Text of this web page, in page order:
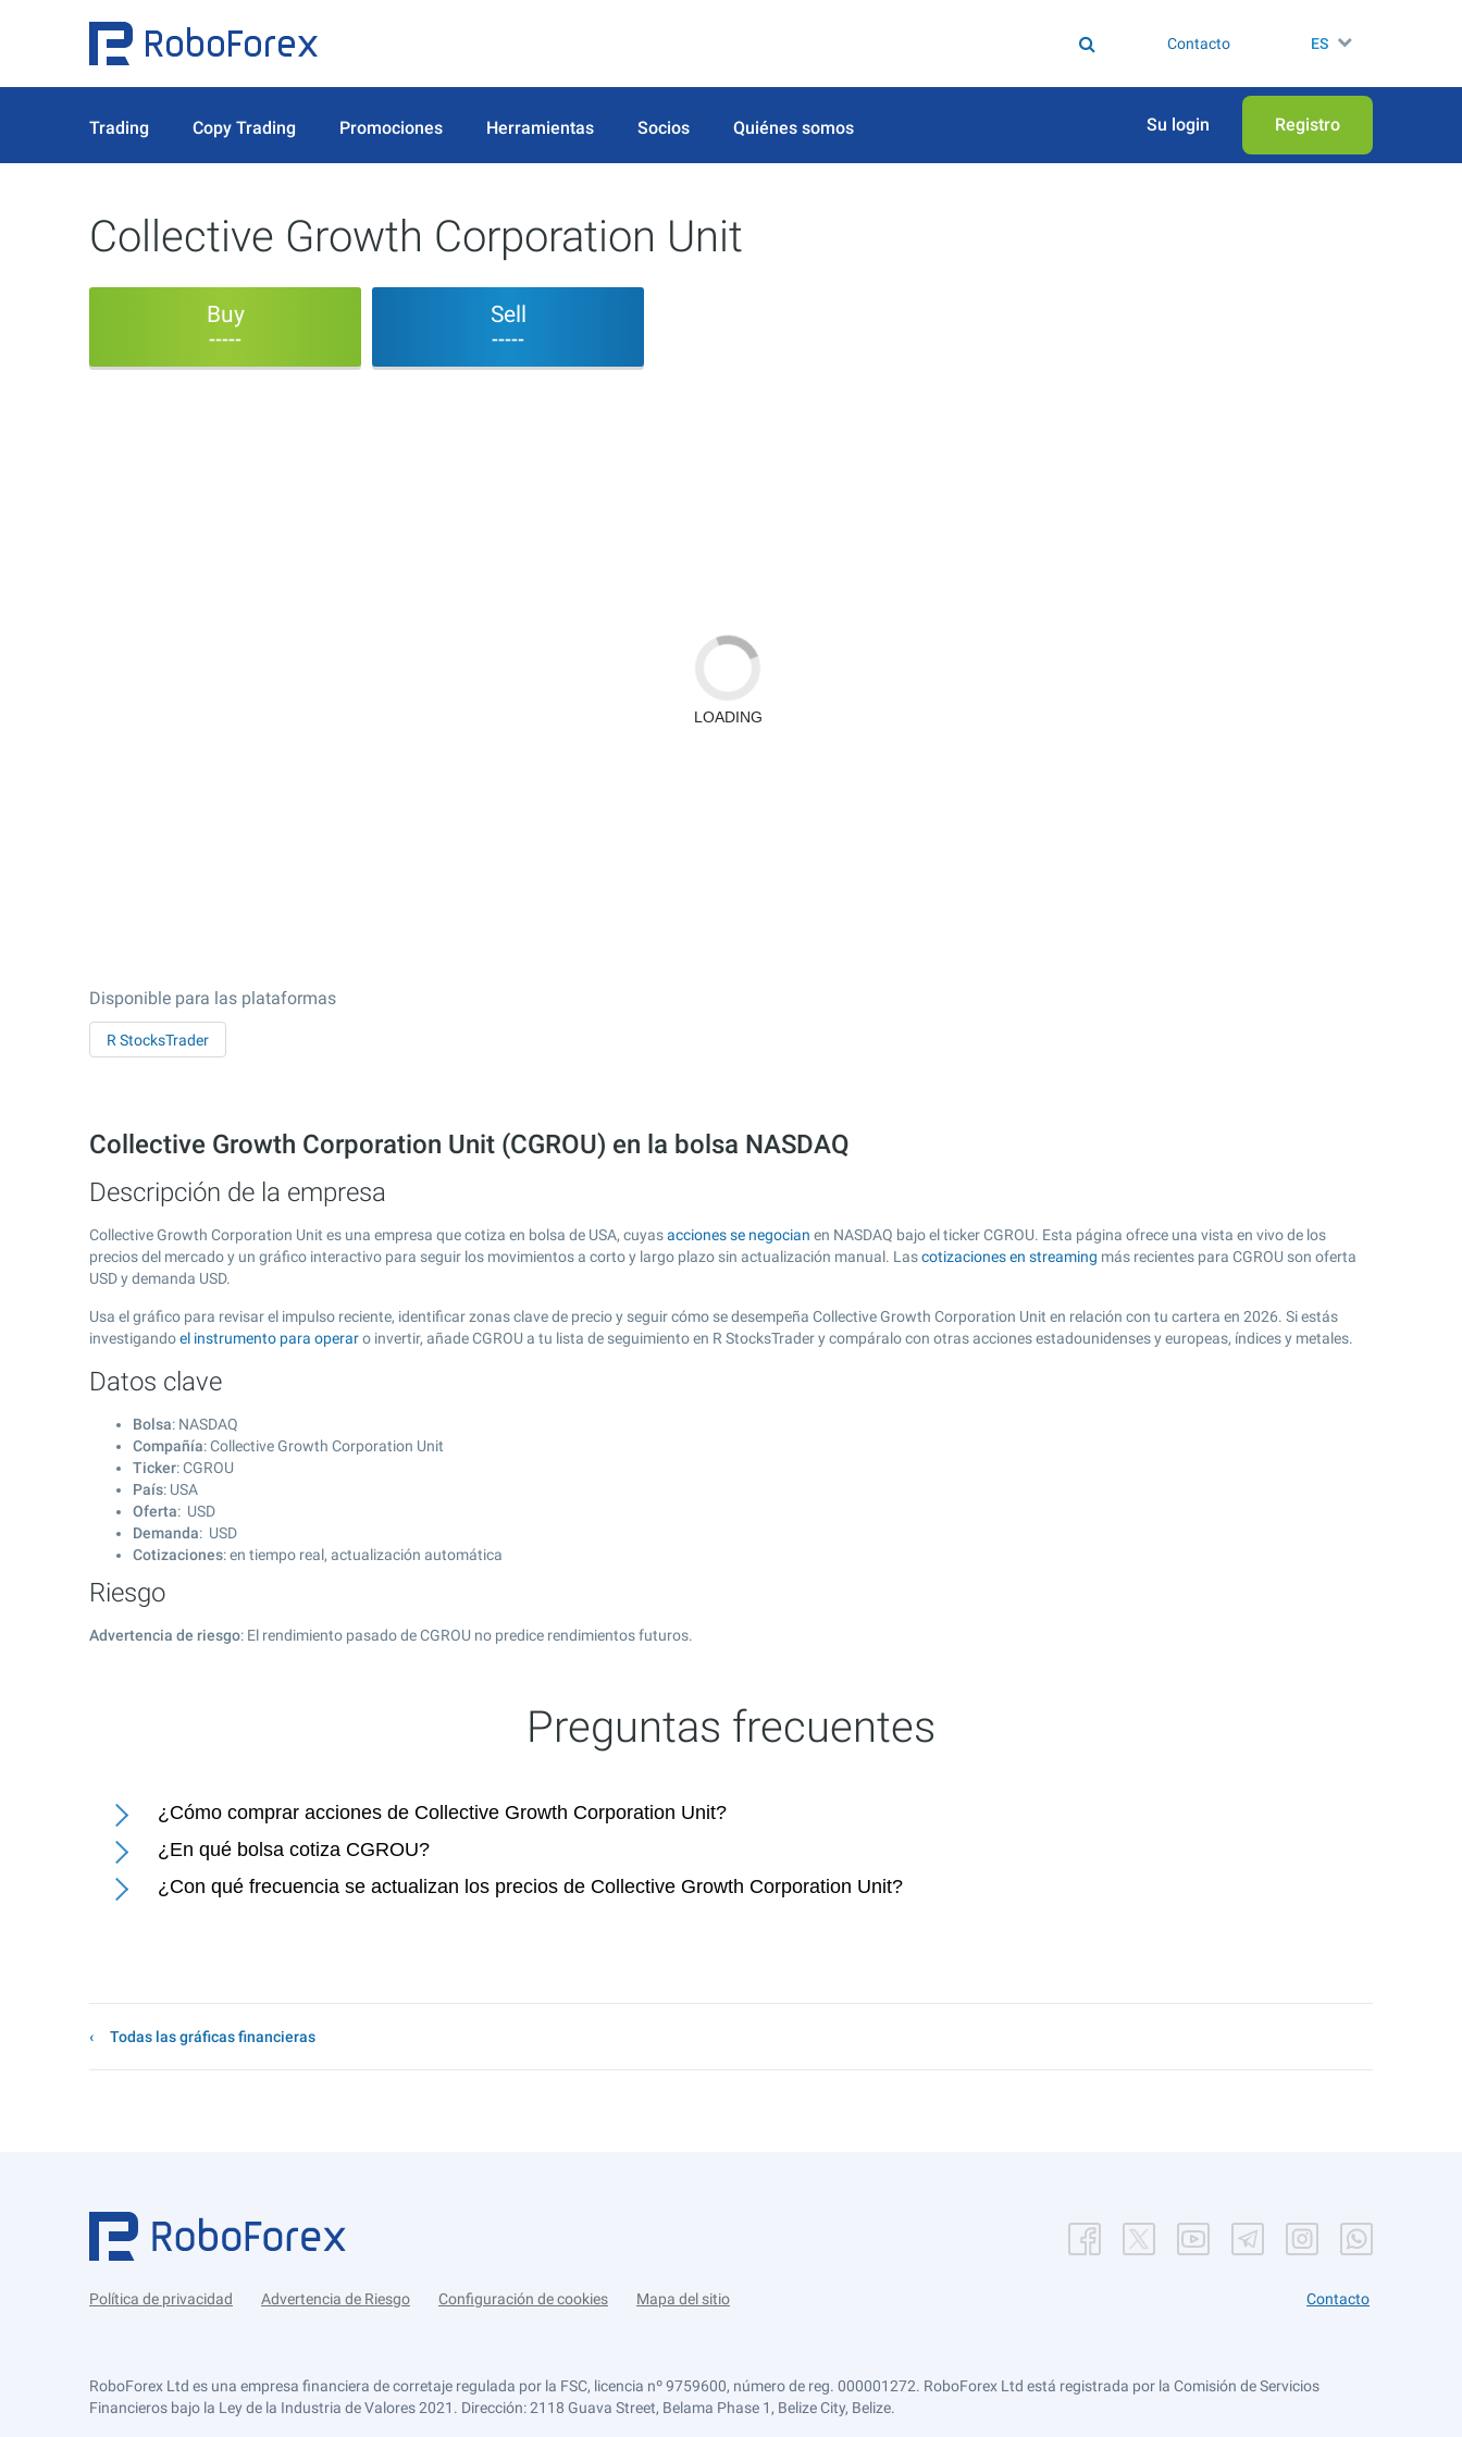
Contacto ES
Trading Copy Trading Promociones Herramientas Socios Quiénes somos Su login Registro
Collective Growth Corporation Unit
Buy
-----
Sell
-----
Disponible para las plataformas
R StocksTrader
Collective Growth Corporation Unit (CGROU) en la bolsa NASDAQ
Descripción de la empresa
Collective Growth Corporation Unit es una empresa que cotiza en bolsa de USA, cuyasacciones se negocian en NASDAQ bajo el ticker CGROU. Esta página ofrece una vista en vivo de los
precios del mercado y un gráfico interactivo para seguir los movimientos a corto y largo plazo sin actualización manual. Lascotizaciones en streaming más recientes para CGROU son oferta
USD y demanda USD.
Usa el gráfico para revisar el impulso reciente, identificar zonas clave de precio y seguir cómo se desempeña Collective Growth Corporation Unit en relación con tu cartera en 2026. Si estás
investigandoel instrumento para operaro invertir, añade CGROU a tu lista de seguimiento en R StocksTrader y compáralo con otras acciones estadounidenses y europeas, índices y metales.
Datos clave
Bolsa: NASDAQ
Compañía: Collective Growth Corporation Unit
Ticker: CGROU
País: USA
Oferta: USD
Demanda: USD
Cotizaciones: en tiempo real, actualización automática
Riesgo
Advertencia de riesgo: El rendimiento pasado de CGROU no predice rendimientos futuros.
Preguntas frecuentes
¿Cómo comprar acciones de Collective Growth Corporation Unit?
¿En qué bolsa cotiza CGROU?
¿Con qué frecuencia se actualizan los precios de Collective Growth Corporation Unit?
Todas las gráficas financieras
Política de privacidad Advertencia de Riesgo Configuración de cookies Mapa del sitio Contacto
RoboForex Ltd es una empresa financiera de corretaje regulada por la FSC, licencia nº 9759600, número de reg. 000001272. RoboForex Ltd está registrada por la Comisión de Servicios
Financieros bajo la Ley de la Industria de Valores 2021. Dirección: 2118 Guava Street, Belama Phase 1, Belize City, Belize.